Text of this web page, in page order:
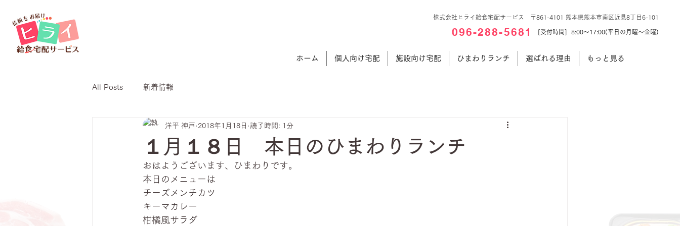
株式会社ヒライ給食宅配サービス 〒861-4101 熊本県熊本市南区近見8丁目6-101
096-288-5681 [受付時間] 8:00～17:00(平日の月曜～金曜)
ホーム 個人向け宅配 施設向け宅配 ひまわりランチ 選ばれる理由 もっと見る
All Posts 新着情報
１月１８日 本日のひまわりランチ
洋平 神戸 2018年1月18日 読了時間: 1分
おはようございます、ひまわりです。
本日のメニューは
チーズメンチカツ
キーマカレー
柑橘風サラダ